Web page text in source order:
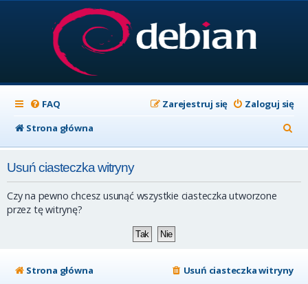
FAQ Zaloguj się
Zarejestruj się
Strona główna
z
Usuń ciasteczka witryny
Czy na pewno chcesz usunąć wszystkie ciasteczka utworzone
przez tę witrynę?
Strona główna
Usuń ciasteczka witryny